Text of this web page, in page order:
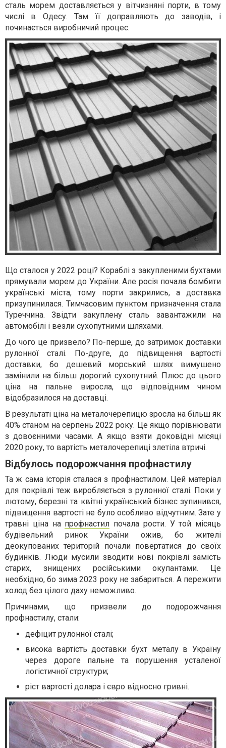
сталь морем доставляється у вітчизняні порти, в тому
числі в Одесу. Там її доправляють до заводів, і
починається виробничий процес.
Що сталося у 2022 році? Кораблі з закупленими бухтами
прямували морем до України. Але росія почала бомбити
українські міста, тому порти закрились, а доставка
призупинилася. Тимчасовим пунктом призначення стала
Туреччина. Звідти закуплену сталь завантажили на
автомобілі і везли сухопутними шляхами.
До чого це призвело? По-перше, до затримок доставки
рулонної сталі. По-друге, до підвищення вартості
доставки, бо дешевий морський шлях вимушено
замінили на більш дорогий сухопутний. Плюс до цього
ціна на пальне виросла, що відповідним чином
відобразилося на доставці.
В результаті ціна на металочерепицю зросла на більш як
40% станом на серпень 2022 року. Це якщо порівнювати
з довоєнними часами. А якщо взяти доковідні місяці
2020 року, то вартість металочерепиці злетіла втричі.
Відбулось подорожчання профнастилу
Та ж сама історія сталася з профнастилом. Цей матеріал
для покрівлі теж виробляється з рулонної сталі. Поки у
лютому, березні та квітні український бізнес зупинився,
підвищення вартості не було особливо відчутним. Зате у
травні ціна на профнастил почала рости. У той місяць
будівельний ринок України ожив, бо жителі
деокупованих територій почали повертатися до своїх
будинків. Люди мусили зводити нові покрівлі замість
старих, знищених російськими окупантами. Це
необхідно, бо зима 2023 року не забариться. А пережити
холод без цілого даху неможливо.
Причинами, що призвели до подорожчання
профнастилу, стали:
дефіцит рулонної сталі;
висока вартість доставки бухт металу в Україну
через дороге пальне та порушення усталеної
логістичної структури;
ріст вартості долара і євро відносно гривні.